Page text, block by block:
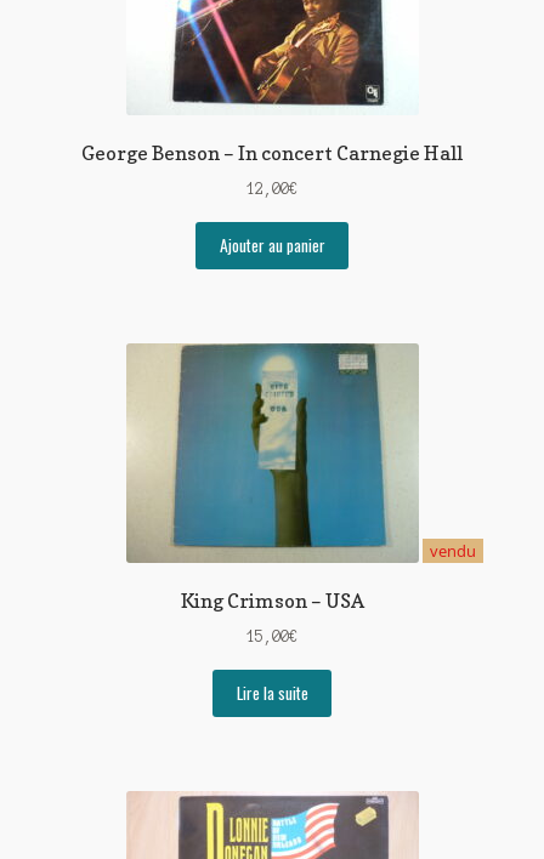
George Benson – In concert Carnegie Hall
12,00€
Ajouter au panier
vendu
King Crimson – USA
15,00€
Lire la suite